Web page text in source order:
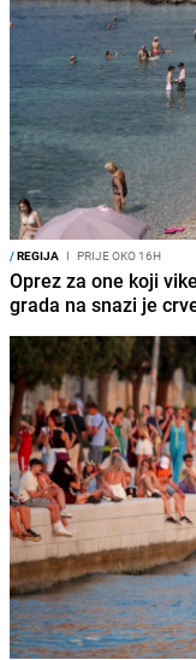
/REGIJA I PRIJE OKO 16H
Oprez za one koji
grada na snazi je